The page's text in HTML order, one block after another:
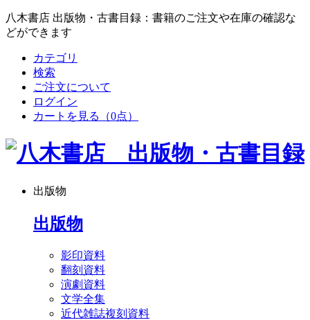
八木書店 出版物・古書目録：書籍のご注文や在庫の確認な
どができます
カテゴリ
検索
ご注文について
ログイン
カートを見る
（0点）
出版物
出版物
影印資料
翻刻資料
演劇資料
文学全集
近代雑誌複刻資料